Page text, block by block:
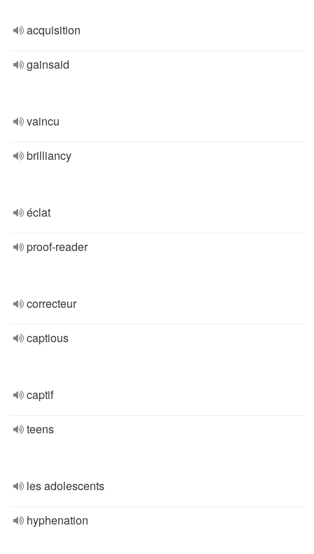
acquisition
gainsaid
vaincu
brilliancy
éclat
proof-reader
correcteur
captious
captif
teens
les adolescents
hyphenation